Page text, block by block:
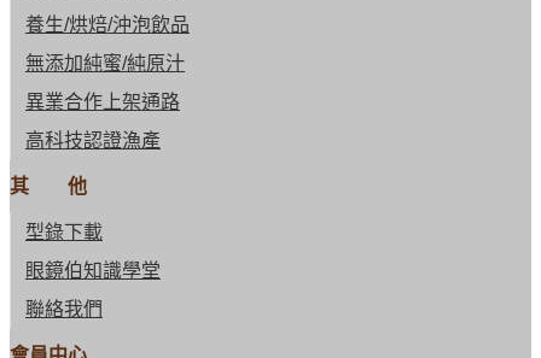
養生/烘焙/沖泡飲品
無添加純蜜/純原汁
異業合作上架通路
高科技認證漁產
其 他
型錄下載
眼鏡伯知識學堂
聯絡我們